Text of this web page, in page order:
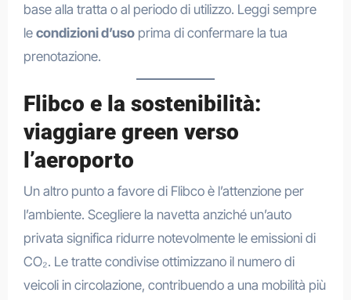
base alla tratta o al periodo di utilizzo. Leggi sempre
le condizioni d’usoprima di confermare la tua
prenotazione.
Flibco e la sostenibilità:
viaggiare green verso
l’aeroporto
Un altro punto a favore di Flibco è l’attenzione per
l’ambiente. Scegliere la navetta anziché un’auto
privata significa ridurre notevolmente le emissioni di
CO₂. Le tratte condivise ottimizzano il numero di
veicoli in circolazione, contribuendo a una mobilità più